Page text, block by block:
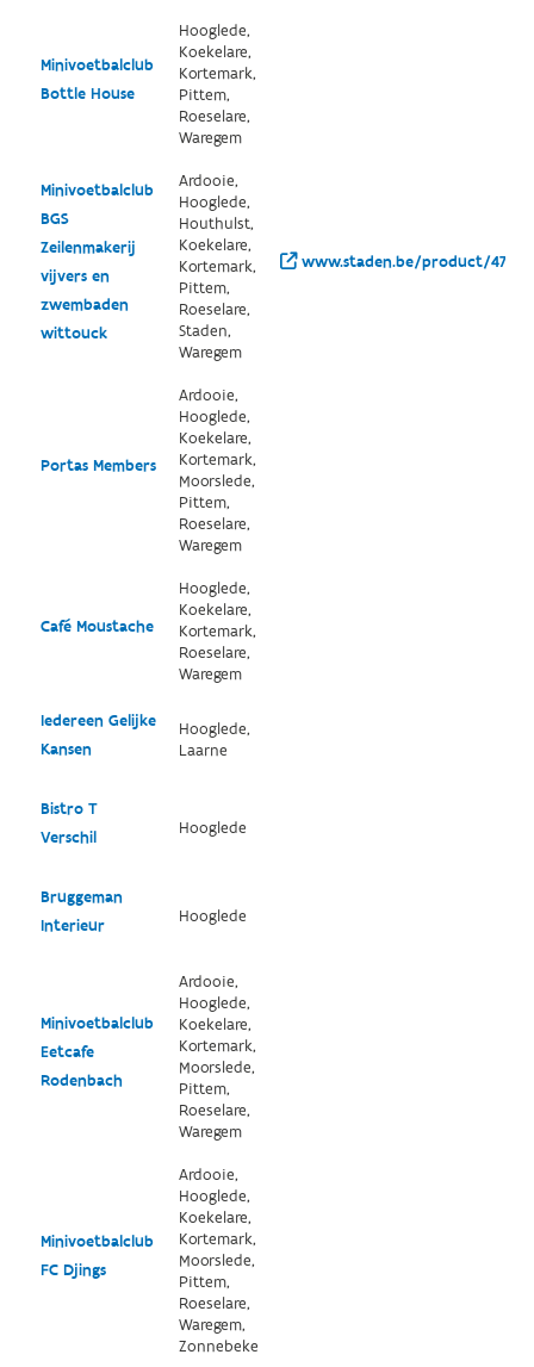
Minivoetbalclub
Bottle House
Hooglede,
Koekelare,
Kortemark,
Pittem,
Roeselare,
Waregem
Minivoetbalclub
BGS
Zeilenmakerij
vijvers en
zwembaden
wittouck
Ardooie,
Hooglede,
Houthulst,
Koekelare,
Kortemark,
Pittem,
Roeselare,
Staden,
Waregem
www.staden.be/product/474/
Portas Members
Ardooie,
Hooglede,
Koekelare,
Kortemark,
Moorslede,
Pittem,
Roeselare,
Waregem
Café Moustache
Hooglede,
Koekelare,
Kortemark,
Roeselare,
Waregem
Iedereen Gelijke
Kansen
Hooglede,
Laarne
Bistro T
Verschil
Hooglede
Bruggeman
Interieur
Hooglede
Minivoetbalclub
Eetcafe
Rodenbach
Ardooie,
Hooglede,
Koekelare,
Kortemark,
Moorslede,
Pittem,
Roeselare,
Waregem
Minivoetbalclub
FC Djings
Ardooie,
Hooglede,
Koekelare,
Kortemark,
Moorslede,
Pittem,
Roeselare,
Waregem,
Zonnebeke